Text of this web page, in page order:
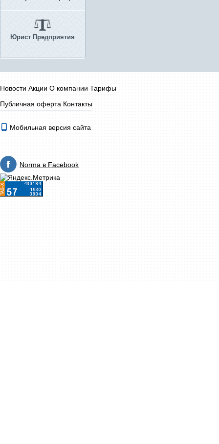
Юрист Предприятия
Новости Акции О компании Тарифы
Публичная оферта Контакты
Мобильная версия сайта
Norma в Facebook